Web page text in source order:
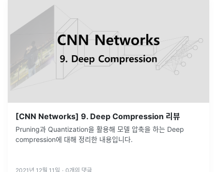
[CNN Networks] 9. Deep Compression 리뷰
Pruning과 Quantization을 활용해 모델 압축을 하는 Deep
compression에 대해 정리한 내용입니다.
2021년 12월 11일 · 0개의 댓글